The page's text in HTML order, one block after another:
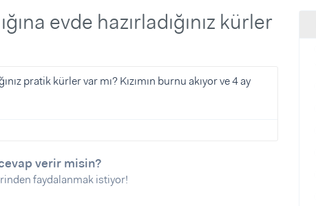
pratik kürler var mı? Kızımın burnu akıyor ve 4 ay
verir misin?
faydalanmak istiyor!